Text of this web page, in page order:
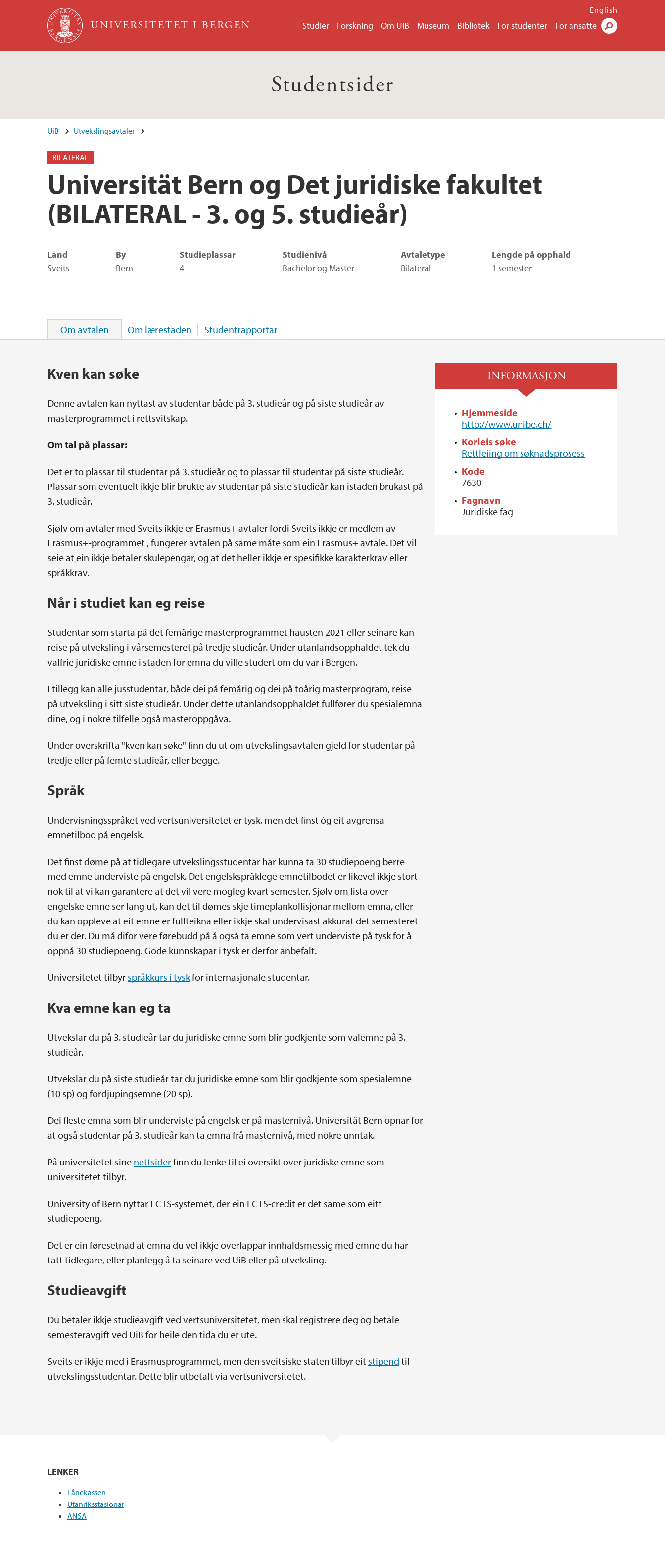
Hopp til hovedinnhold
UNIVERSITETET I BERGEN Studier Forskning Om UiB Museum Bibliotek For studenter For ansatte
English
Studentsider
UiB Utvekslingsavtaler
BILATERAL
Universität Bern og Det juridiske fakultet
(BILATERAL - 3. og 5. studieår)
Land
Sveits
By
Bern
Studieplassar
4
Studienivå
Bachelor og Master
Avtaletype
Bilateral
Lengde på opphald
1 semester
Om avtalen Om lærestaden Studentrapportar
Kven kan søke
Denne avtalen kan nyttast av studentar både på 3. studieår og på siste studieår av
masterprogrammet i rettsvitskap.
Om tal på plassar:
Det er to plassar til studentar på 3. studieår og to plassar til studentar på siste studieår.
Plassar som eventuelt ikkje blir brukte av studentar på siste studieår kan istaden brukast på
3. studieår.
Sjølv om avtaler med Sveits ikkje er Erasmus+ avtaler fordi Sveits ikkje er medlem av
Erasmus+-programmet , fungerer avtalen på same måte som ein Erasmus+ avtale. Det vil
seie at ein ikkje betaler skulepengar, og at det heller ikkje er spesifikke karakterkrav eller
språkkrav.
Når i studiet kan eg reise
Studentar som starta på det femårige masterprogrammet hausten 2021 eller seinare kan
reise på utveksling i vårsemesteret på tredje studieår. Under utanlandsopphaldet tek du
valfrie juridiske emne i staden for emna du ville studert om du var i Bergen.
I tillegg kan alle jusstudentar, både dei på femårig og dei på toårig masterprogram, reise
på utveksling i sitt siste studieår. Under dette utanlandsopphaldet fullfører du spesialemna
dine, og i nokre tilfelle også masteroppgåva.
Under overskrifta "kven kan søke" finn du ut om utvekslingsavtalen gjeld for studentar på
tredje eller på femte studieår, eller begge.
Språk
Undervisningsspråket ved vertsuniversitetet er tysk, men det finst òg eit avgrensa
emnetilbod på engelsk.
Det finst døme på at tidlegare utvekslingsstudentar har kunna ta 30 studiepoeng berre
med emne underviste på engelsk. Det engelskspråklege emnetilbodet er likevel ikkje stort
nok til at vi kan garantere at det vil vere mogleg kvart semester. Sjølv om lista over
engelske emne ser lang ut, kan det til dømes skje timeplankollisjonar mellom emna, eller
du kan oppleve at eit emne er fullteikna eller ikkje skal undervisast akkurat det semesteret
du er der. Du må difor vere førebudd på å også ta emne som vert underviste på tysk for å
oppnå 30 studiepoeng. Gode kunnskapar i tysk er derfor anbefalt.
Universitetet tilbyr språkkurs i tyskfor internasjonale studentar.
Kva emne kan eg ta
Utvekslar du på 3. studieår tar du juridiske emne som blir godkjente som valemne på 3.
studieår.
Utvekslar du på siste studieår tar du juridiske emne som blir godkjente som spesialemne
(10 sp) og fordjupingsemne (20 sp).
Dei fleste emna som blir underviste på engelsk er på masternivå. Universität Bern opnar for
at også studentar på 3. studieår kan ta emna frå masternivå, med nokre unntak.
På universitetet sine nettsiderfinn du lenke til ei oversikt over juridiske emne som
universitetet tilbyr.
University of Bern nyttar ECTS-systemet, der ein ECTS-credit er det same som eitt
studiepoeng.
Det er ein føresetnad at emna du vel ikkje overlappar innhaldsmessig med emne du har
tatt tidlegare, eller planlegg å ta seinare ved UiB eller på utveksling.
Studieavgift
Du betaler ikkje studieavgift ved vertsuniversitetet, men skal registrere deg og betale
semesteravgift ved UiB for heile den tida du er ute.
Sveits er ikkje med i Erasmusprogrammet, men den sveitsiske staten tilbyr eit stipend til
utvekslingsstudentar. Dette blir utbetalt via vertsuniversitetet.
INFORMASJON
Hjemmeside
http://www.unibe.ch/
Korleis søke
Rettleiing om søknadsprosess
Kode
7630
Fagnavn
Juridiske fag
LENKER
Lånekassen
Utanriksstasjonar
ANSA